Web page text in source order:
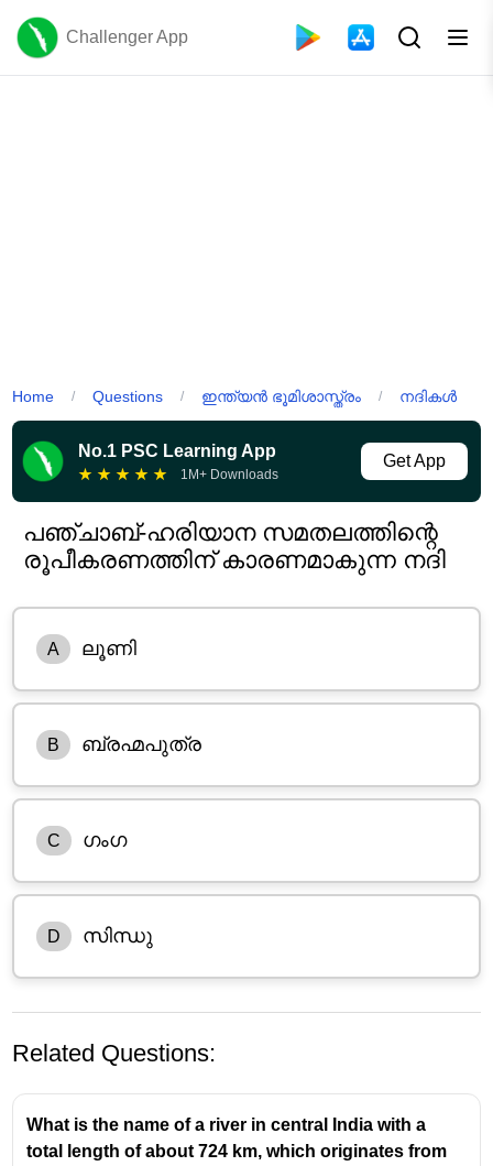
Challenger App
Home / Questions / ഇന്ത്യൻ ഭൂമിശാസ്ത്രം / നദികൾ
No.1 PSC Learning App
★ ★ ★ ★ ★ 1M+ Downloads
Get App
പഞ്ചാബ്-ഹരിയാന സമതലത്തിന്റെ
രൂപീകരണത്തിന് കാരണമാകുന്ന നദി
A ലൂണി
B ബ്രഹ്മപുത്ര
C ഗംഗ
D സിന്ധു
Related Questions:
What is the name of a river in central India with a
total length of about 724 km, which originates from